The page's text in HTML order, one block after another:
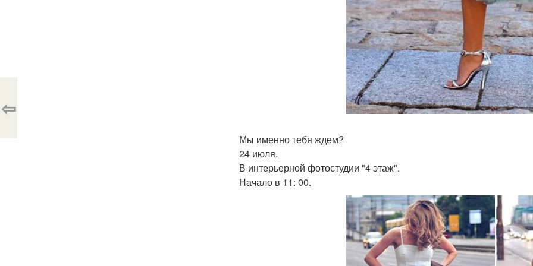
Мы именно тебя ждем?
24 июля.
В интерьерной фотостудии "4 этаж".
Начало в 11: 00.
⇦